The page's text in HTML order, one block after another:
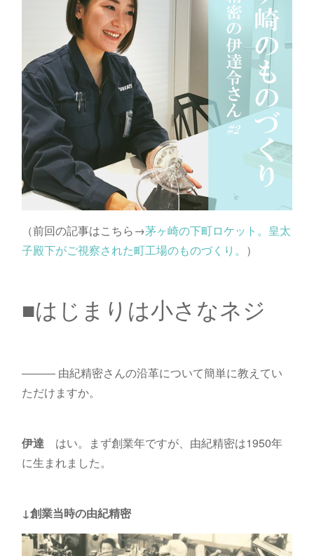
（前回の記事はこちら→茅ヶ崎の下町ロケット。皇太
子殿下がご視察された町工場のものづくり。 ）
■はじまりは小さなネジ
――― 由紀精密さんの沿革について簡単に教えてい
ただけますか。
伊達はい。まず創業年ですが、由紀精密は1950年
に生まれました。
↓創業当時の由紀精密